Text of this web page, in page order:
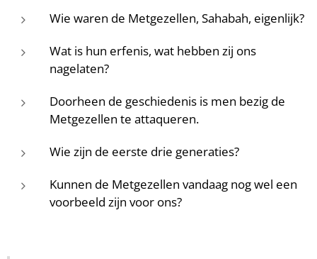
Wie waren de Metgezellen, Sahabah, eigenlijk?
Wat is hun erfenis, wat hebben zij ons
nagelaten?
Doorheen de geschiedenis is men bezig de
Metgezellen te attaqueren.
Wie zijn de eerste drie generaties?
Kunnen de Metgezellen vandaag nog wel een
voorbeeld zijn voor ons?